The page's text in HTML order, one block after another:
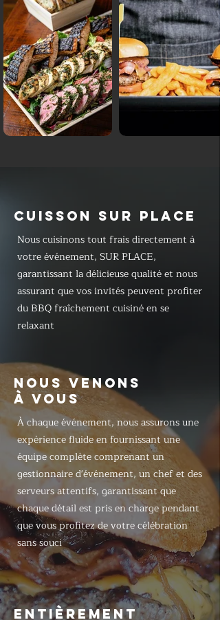
CUISSON SUR PLACE
Nous cuisinons tout frais directement à
votre événement, SUR PLACE,
garantissant la délicieuse qualité et nous
assurant que vos invités peuvent profiter
du BBQ fraîchement cuisiné en se
relaxant
NOUS VENONS
À VOUS
À chaque événement, nous assurons une
expérience fluide en fournissant une
équipe complète comprenant un
gestionnaire d'événement, un chef et des
serveurs attentifs, garantissant que
chaque détail est pris en charge pendant
que vous profitez de votre célébration
sans souci
ENTIÈREMENT